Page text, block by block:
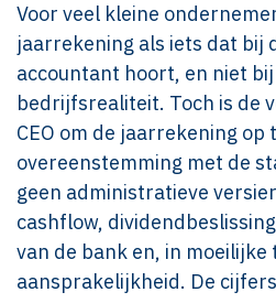
Voor veel kleine
jaarrekening als iets dat bij
accountant hoort, en niet
bedrijfsrealiteit. Toch is de
CEO om de jaarrekening op
overeenstemming met de
geen administratieve
cashflow,
van de bank en, in
aansprakelijkheid. De